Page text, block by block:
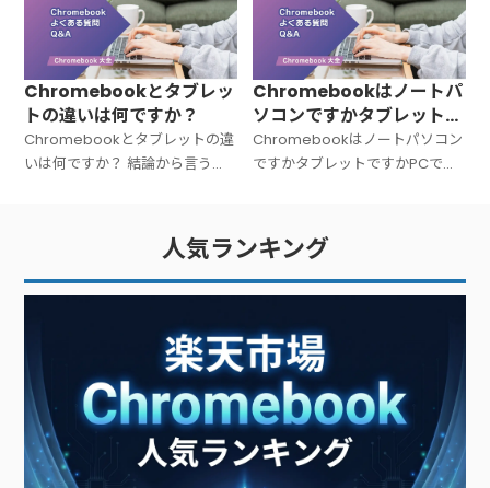
ンの総称です。Windowsでも
Macでもない
う＝中身の設計思想がまったく
違う」パソコンです。C
Chromebookとタブレッ
トの違いは何ですか？
Chromebookとタブレットの違
いは何ですか？ 結論から言う
トは「タッチ操作中心の板型デ
バイス」です。文字入力が多い
Chromebookはノートパ
ソコンですかタブレットで
すかPCですか？
Chromebookはノートパソコン
ですかタブレットですかPCです
ン（PC）」です。広い意味での
PC（パーソナルコンピュータ
ー）
人気ランキング